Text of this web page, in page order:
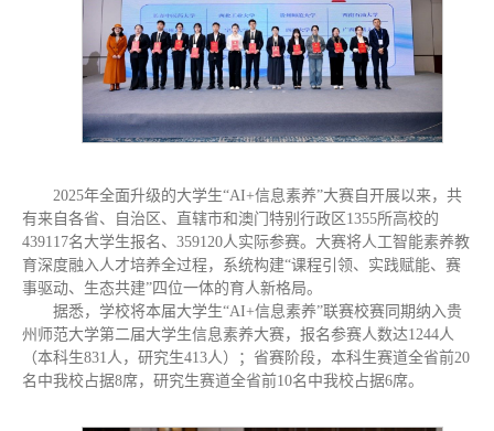
2025年全面升级的大学生“AI+信息素养”大赛自开展以来，共
有来自各省、自治区、直辖市和澳门特别行政区1355所高校的
439117名大学生报名、359120人实际参赛。大赛将人工智能素养教
育深度融入人才培养全过程，系统构建“课程引领、实践赋能、赛
事驱动、生态共建”四位一体的育人新格局。
据悉，学校将本届大学生“AI+信息素养”联赛校赛同期纳入贵
州师范大学第二届大学生信息素养大赛，报名参赛人数达1244人
（本科生831人，研究生413人）；省赛阶段，本科生赛道全省前20
名中我校占据8席，研究生赛道全省前10名中我校占据6席。